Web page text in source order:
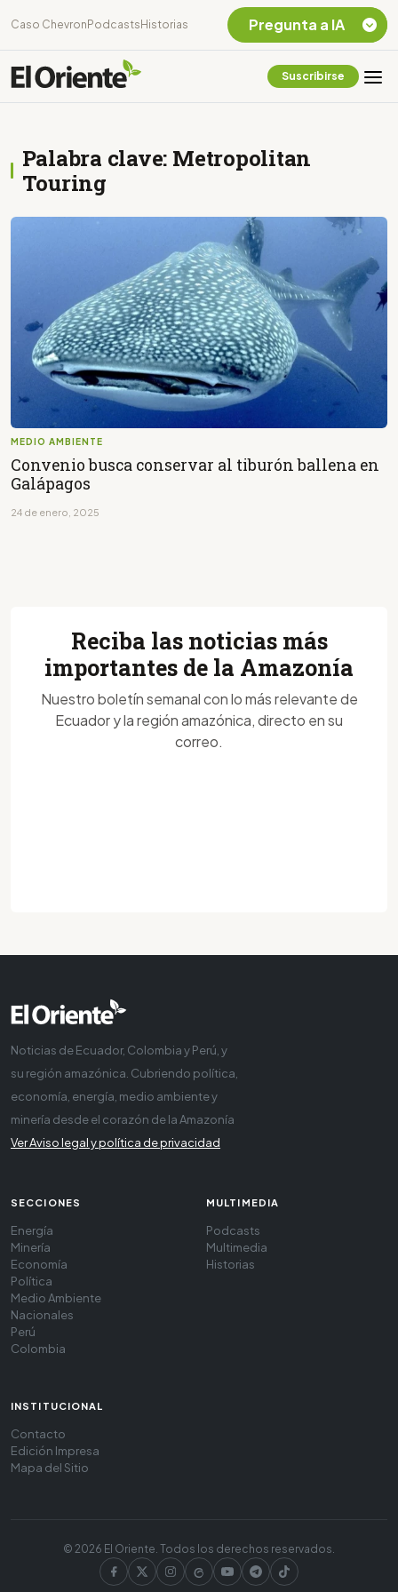
Caso Chevron Podcasts Historias
Suscribirse
Palabra clave: Metropolitan
Touring
MEDIO AMBIENTE
Convenio busca conservar al tiburón ballena en
Galápagos
24 de enero, 2025
Pregunta a IA
Listar destinos
¿En que consiste la
tasa minera que rige en
Reciba las noticias más
importantes de la Amazonía
Nuestro boletín semanal con lo más relevante de
Ecuador y la región amazónica, directo en su
correo.
Noticias de Ecuador, Colombia y Perú, y
su región amazónica. Cubriendo política,
economía, energía, medio ambiente y
minería desde el corazón de la Amazonía
Ver Aviso legal y política de privacidad
SECCIONES
Energía
Minería
Economía
Política
Medio Ambiente
Nacionales
Perú
Colombia
MULTIMEDIA
Podcasts
Multimedia
Historias
INSTITUCIONAL
Contacto
Edición Impresa
Mapa del Sitio
© 2026 El Oriente. Todos los derechos reservados.